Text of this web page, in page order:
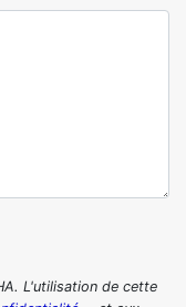
L'utilisation de cette